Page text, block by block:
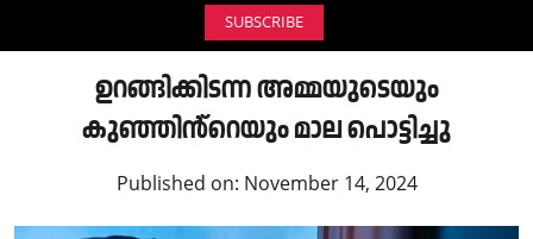
SUBSCRIBE
ഉറങ്ങിക്കിടന്ന അമ്മയുടെയും
കുഞ്ഞിൻ്റെയും മാല പൊട്ടിച്ചു
Published on: November 14, 2024